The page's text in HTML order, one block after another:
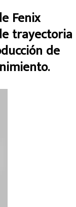
Fenix
trayectoria
de